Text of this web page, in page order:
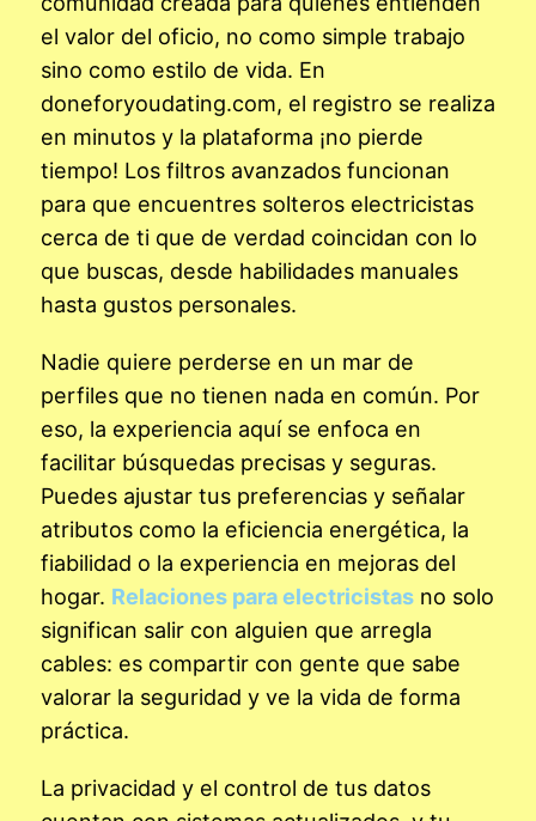
el valor del oficio, no como simple trabajo
sino como estilo de vida. En
doneforyoudating.com, el registro se realiza
en minutos y la plataforma ¡no pierde
tiempo! Los filtros avanzados funcionan
para que encuentres solteros electricistas
cerca de ti que de verdad coincidan con lo
que buscas, desde habilidades manuales
hasta gustos personales.
Nadie quiere perderse en un mar de
perfiles que no tienen nada en común. Por
eso, la experiencia aquí se enfoca en
facilitar búsquedas precisas y seguras.
Puedes ajustar tus preferencias y señalar
atributos como la eficiencia energética, la
fiabilidad o la experiencia en mejoras del
hogar. Relaciones para electricistas no solo
significan salir con alguien que arregla
cables: es compartir con gente que sabe
valorar la seguridad y ve la vida de forma
práctica.
La privacidad y el control de tus datos